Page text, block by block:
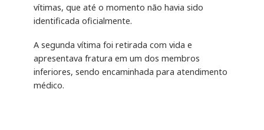
vítimas, que até o momento não havia sido
identificada oficialmente.
A segunda vítima foi retirada com vida e
apresentava fratura em um dos membros
inferiores, sendo encaminhada para atendimento
médico.